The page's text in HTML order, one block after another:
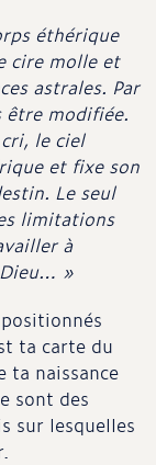
éthérique
cire molle et
astrales. Par
modifiée.
le ciel
et fixe son
Le seul
limitations
à
»
ta carte du
ta naissance
sont des
sur lesquelles